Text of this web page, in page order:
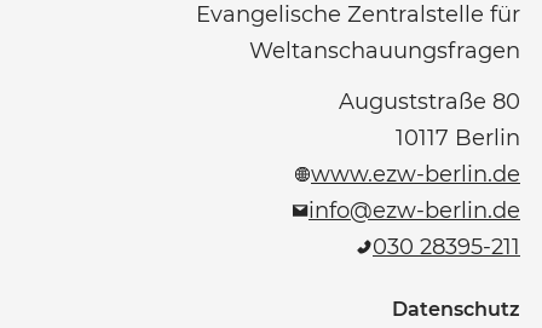
Evangelische Zentralstelle für
Weltanschauungsfragen
Auguststraße 80
10117 Berlin
www.ezw-berlin.de
info@ezw-berlin.de
030 28395-211
Datenschutz